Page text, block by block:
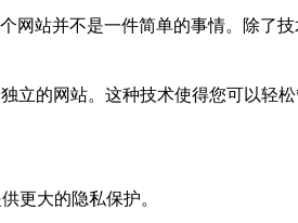
站并不是一件简单的事情。除了
立的网站。这种技术使得您可以轻
更大的隐私保护。